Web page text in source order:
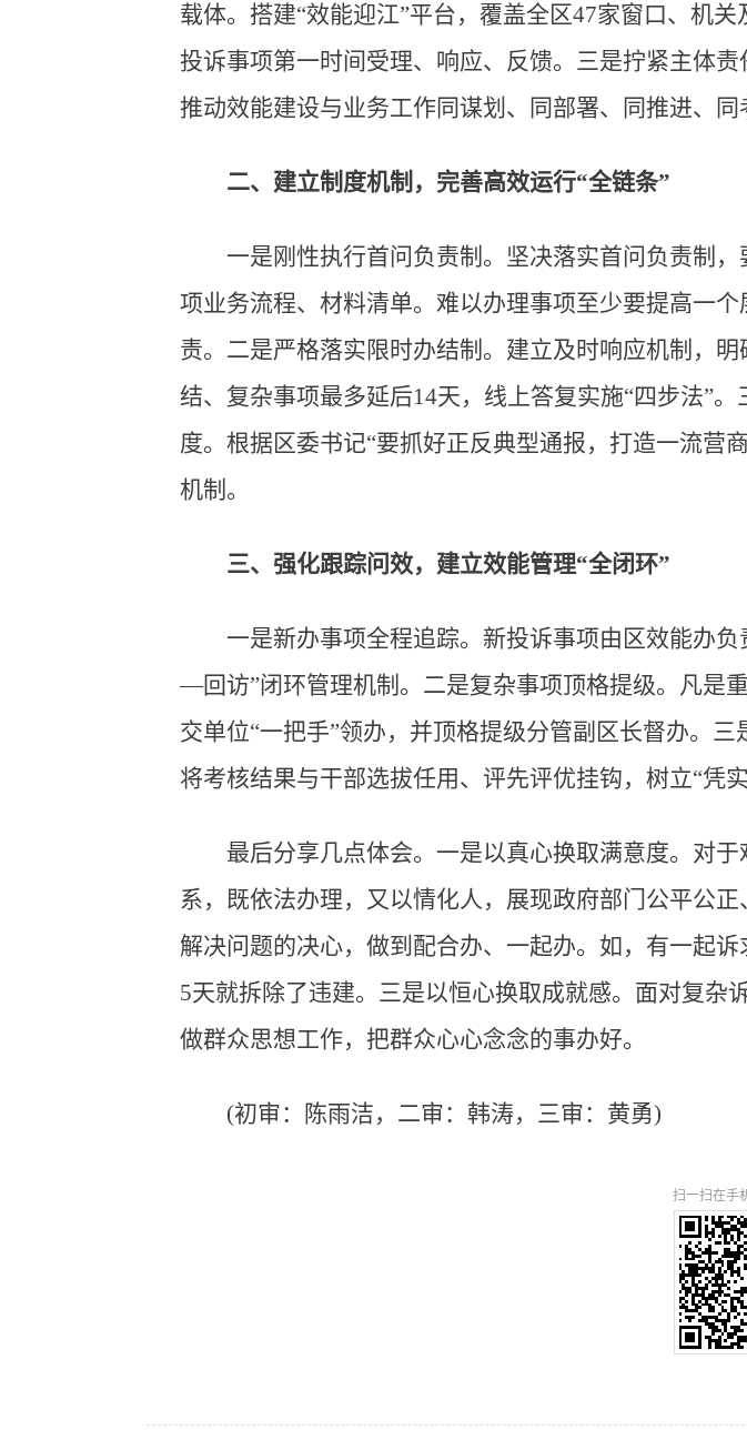
载体。搭建“效能迎江”平台，覆盖全区47家窗口、机
投诉事项第一时间受理、响应、反馈。三是拧紧主体
推动效能建设与业务工作同谋划、同部署、同推进、
二、建立制度机制，完善高效运行“全链条”
一是刚性执行首问负责制。坚决落实首问负责制
项业务流程、材料清单。难以办理事项至少要提高一
责。二是严格落实限时办结制。建立及时响应机制，
结、复杂事项最多延后14天，线上答复实施“四步法”
度。根据区委书记“要抓好正反典型通报，打造一流营
机制。
三、强化跟踪问效，建立效能管理“全闭环”
一是新办事项全程追踪。新投诉事项由区效能办
—回访”闭环管理机制。二是复杂事项顶格提级。凡是
交单位“一把手”领办，并顶格提级分管副区长督办。
将考核结果与干部选拔任用、评先评优挂钩，树立“凭
最后分享几点体会。一是以真心换取满意度。对
系，既依法办理，又以情化人，展现政府部门公平公
解决问题的决心，做到配合办、一起办。如，有一起
5天就拆除了违建。三是以恒心换取成就感。面对复杂
做群众思想工作，把群众心心念念的事办好。
(初审：陈雨洁，二审：韩涛，三审：黄勇)
扫一扫在手